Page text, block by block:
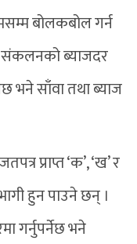
बोलकबोल गर्न
संकलनको ब्याजदर
भने साँवा तथा ब्याज
प्राप्त ‘क’, ‘ख’ र
हुन पाउने छन् ।
गर्नुपर्नेछ भने